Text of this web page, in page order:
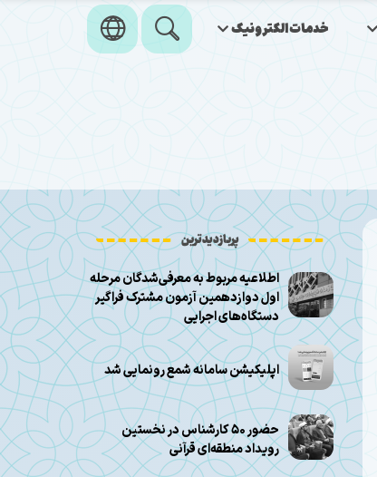
خدمات‌الکترونیک
پربازدیدترین
اطلاعیه مربوط به معرفی‌شدگان مرحله
اول دوازدهمین آزمون مشترک فراگیر
دستگاه‌های اجرایی
اپلیکیشن سامانه شمع رونمایی شد
حضور ۵۰ کارشناس در نخستین
رویداد منطقه‌ای قرآنی